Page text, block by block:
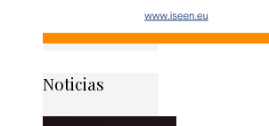
Noticias